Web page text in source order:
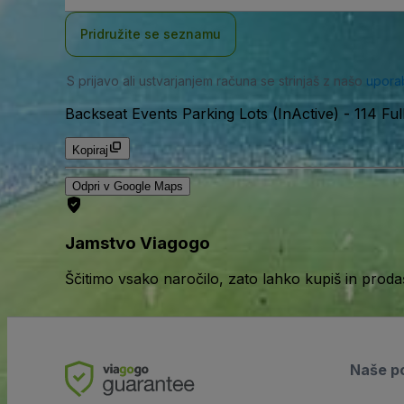
Pridružite se seznamu
S prijavo ali ustvarjanjem računa se strinjaš z našo
Backseat Events Parking Lots (InActive) - 114
Kopiraj
Odpri v Google Maps
Jamstvo Viagogo
Ščitimo vsako naročilo, zato lahko kupiš in
Naše